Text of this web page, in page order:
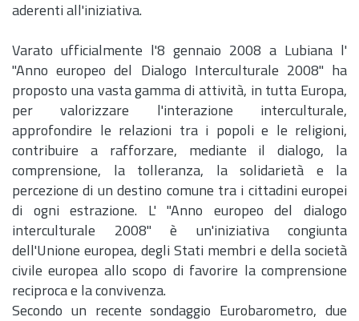
aderenti all'iniziativa.
Varato ufficialmente l'8 gennaio 2008 a Lubiana l'
"Anno europeo del Dialogo Interculturale 2008" ha
proposto una vasta gamma di attività, in tutta Europa,
per valorizzare l'interazione interculturale,
approfondire le relazioni tra i popoli e le religioni,
contribuire a rafforzare, mediante il dialogo, la
comprensione, la tolleranza, la solidarietà e la
percezione di un destino comune tra i cittadini europei
di ogni estrazione. L' "Anno europeo del dialogo
interculturale 2008" è un'iniziativa congiunta
dell'Unione europea, degli Stati membri e della società
civile europea allo scopo di favorire la comprensione
reciproca e la convivenza.
Secondo un recente sondaggio Eurobarometro, due